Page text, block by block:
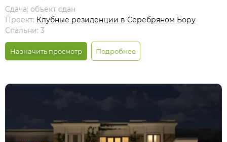
Сдача: объект сдан
Проект: Клубные резиденции в Серебряном Бору
Спальни: 3
Назначить просмотр Подробнее